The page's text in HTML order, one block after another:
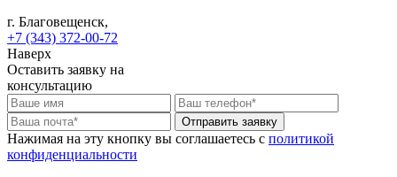
г. Благовещенск,
+7 (343) 372-00-72
Наверх
Оставить заявку на
консультацию
Отправить заявку
Нажимая на эту кнопку вы соглашаетесь c политикой
конфиденциальности